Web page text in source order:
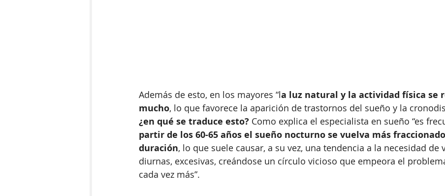
Además de esto, en los mayores “la luz natural y la actividad física se
mucho, lo que favorece la aparición de trastornos del sueño y la
¿en qué se traduce esto? Como explica el especialista en sueño “es
partir de los 60-65 años el sueño nocturno se vuelva más
duración, lo que suele causar, a su vez, una tendencia a la necesidad de
diurnas, excesivas, creándose un círculo vicioso que empeora el
cada vez más”.